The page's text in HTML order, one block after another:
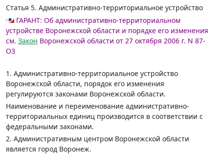
Статья 5. Административно-территориальное устройство
ГАРАНТ: Об административно-территориальном
устройстве Воронежской области и порядке его изменения
см. Закон Воронежской области от 27 октября 2006 г. N 87-
ОЗ
1. Административно-территориальное устройство
Воронежской области, порядок его изменения
регулируются законами Воронежской области.
Наименование и переименование административно-
территориальных единиц производится в соответствии с
федеральными законами.
2. Административным центром Воронежской области
является город Воронеж.